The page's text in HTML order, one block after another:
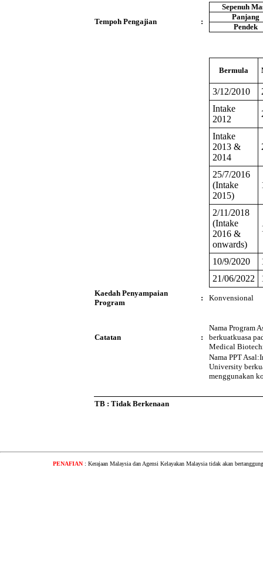
Tempoh Pengajian :
Sepenuh
Panjang
Pendek
Bermula
3/12/2010
Intake
2012
Intake
2013 &
2014
25/7/2016
(Intake
2015)
2/11/2018
(Intake
2016 &
onwards)
10/9/2020
21/06/2022
Kaedah Penyampaian
Program
: Konvensional
Catatan :
Nama Program
berkuatkuasa
Medical
Nama PPT
University
menggunakan
TB : Tidak Berkenaan
PENAFIAN : Kerajaan Malaysia dan Agensi Kelayakan Malaysia tidak akan